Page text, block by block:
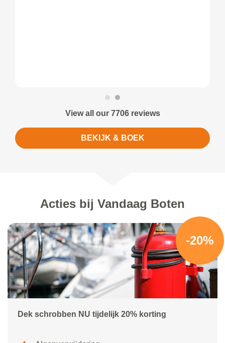
View all our 7706 reviews
BEKIJK & BOEK
Acties bij Vandaag Boten
-20%
Dek schrobben NU tijdelijk 20% korting